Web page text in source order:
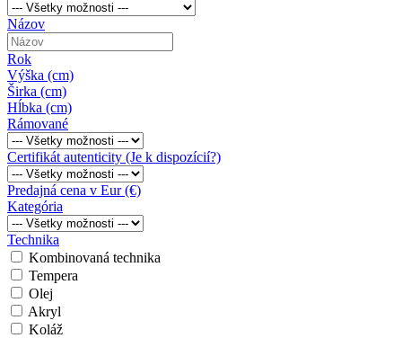
Názov
Rok
Výška (cm)
Širka (cm)
Hĺbka (cm)
Rámované
Certifikát autenticity (Je k dispozícií?)
Predajná cena v Eur (€)
Kategória
Technika
Kombinovaná technika
Tempera
Olej
Akryl
Koláž